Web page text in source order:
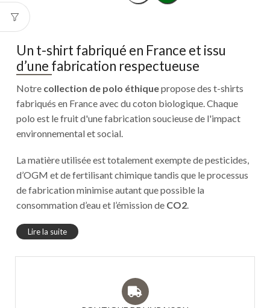
Un t-shirt fabriqué en France et issu
d’une fabrication respectueuse
Notre collection de polo éthiquepropose des t-shirts
fabriqués en France avec du coton biologique. Chaque
polo est le fruit d'une fabrication soucieuse de l'impact
environnemental et social.
La matière utilisée est totalement exempte de pesticides,
d’OGM et de fertilisant chimique tandis que le processus
de fabrication minimise autant que possible la
consommation d’eau et l’émission de CO2.
Lire la suite